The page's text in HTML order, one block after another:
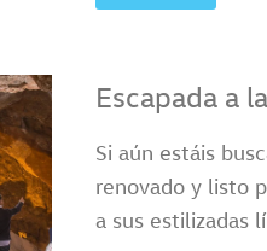
Escapada a
Si aún estáis
renovado y listo
a sus estilizadas